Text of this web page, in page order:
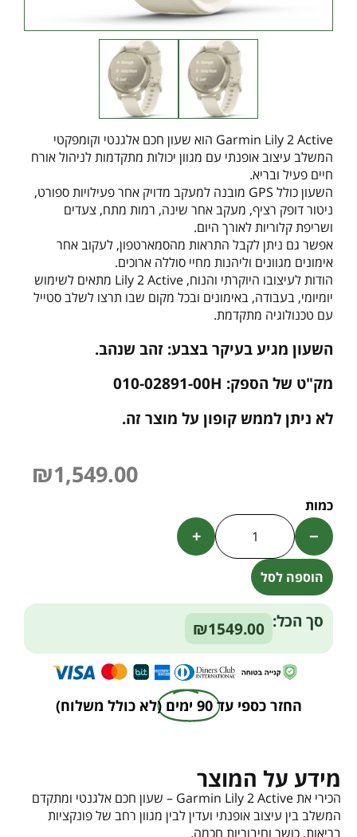
Garmin Lily 2 Active הוא שעון חכם אלגנטי וקומפקטי
המשלב עיצוב אופנתי עם מגוון יכולות מתקדמות לניהול אורח
חיים פעיל ובריא.
השעון כולל GPS מובנה למעקב מדויק אחר פעילויות ספורט,
ניטור דופק רציף, מעקב אחר שינה, רמות מתח, צעדים
ושריפת קלוריות לאורך היום.
אפשר גם ניתן לקבל התראות מהסמארטפון, לעקוב אחר
אימונים מגוונים וליהנות מחיי סוללה ארוכים.
הודות לעיצובו היוקרתי והנוח, Lily 2 Active מתאים לשימוש
יומיומי, בעבודה, באימונים ובכל מקום שבו תרצו לשלב סטייל
עם טכנולוגיה מתקדמת.
השעון מגיע בעיקר בצבע: זהב שנהב.
מק"ט של הספק: 010-02891-00H
לא ניתן לממש קופון על מוצר זה.
₪1,549.00
−
+
הוספה לסל
Alternative:
סך הכל: ₪1549.00
החזר כספי עד 90 ימים (לא כולל משלוח)
מידע על המוצר
הכירי את Garmin Lily 2 Active – שעון חכם אלגנטי ומתקדם
המשלב בין עיצוב אופנתי ועדין לבין מגוון רחב של פונקציות
בריאות, כושר וחיבוריות חכמה.